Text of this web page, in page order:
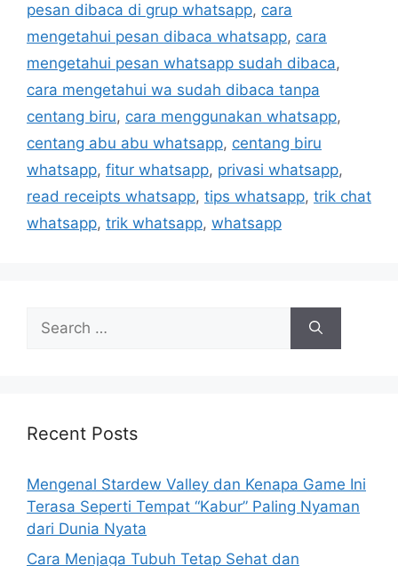
o
r
i
s
s
pesan dibaca di grup whatsapp, cara
mengetahui pesan dibaca whatsapp, cara
mengetahui pesan whatsapp sudah dibaca,
cara mengetahui wa sudah dibaca tanpa
centang biru, cara menggunakan whatsapp,
centang abu abu whatsapp, centang biru
whatsapp, fitur whatsapp, privasi whatsapp,
read receipts whatsapp, tips whatsapp, trik chat
whatsapp, trik whatsapp, whatsapp
h
r
:
Recent Posts
Mengenal Stardew Valley dan Kenapa Game Ini
Terasa Seperti Tempat “Kabur” Paling Nyaman
dari Dunia Nyata
Cara Menjaga Tubuh Tetap Sehat dan